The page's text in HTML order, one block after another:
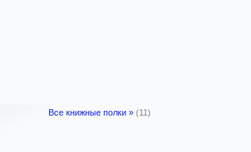
Все книжные полки » (11)